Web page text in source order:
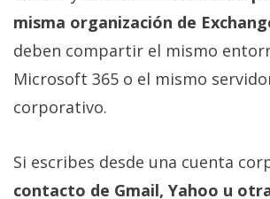
misma organización de
deben compartir el mismo
Microsoft 365 o el mismo
corporativo.
Si escribes desde una cuenta
contacto de Gmail, Yahoo u